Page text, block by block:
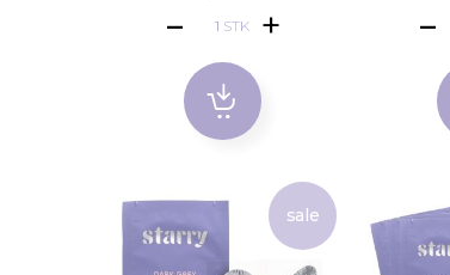
STK
sale